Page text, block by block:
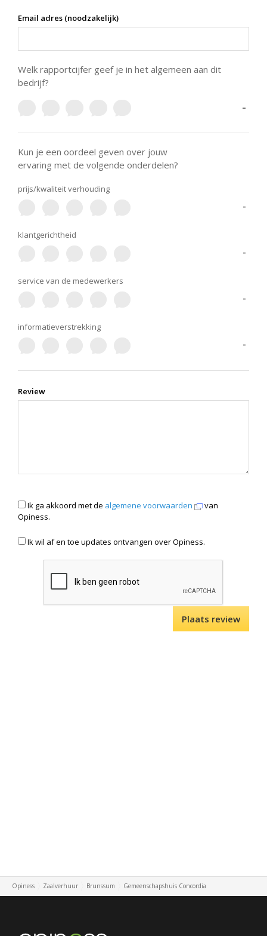
Email adres (noodzakelijk)
Welk rapportcijfer geef je in het algemeen aan dit
bedrijf?
-
Kun je een oordeel geven over jouw
ervaring met de volgende onderdelen?
prijs/kwaliteit verhouding
-
klantgerichtheid
-
service van de medewerkers
-
informatieverstrekking
-
Review
Ik ga akkoord met de algemene voorwaarden
van
Opiness.
Ik wil af en toe updates ontvangen over Opiness.
Opiness Zaalverhuur Brunssum Gemeenschapshuis Concordia